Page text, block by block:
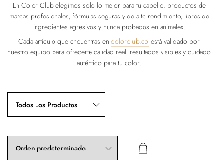
En Color Club elegimos solo lo mejor para tu cabello: productos de
marcas profesionales, fórmulas seguras y de alto rendimiento, libres de
ingredientes agresivos y nunca probados en animales.
Cada artículo que encuentras encolorclub.co está validado por
nuestro equipo para ofrecerte calidad real, resultados visibles y cuidado
auténtico para tu color.
Todos Los Productos